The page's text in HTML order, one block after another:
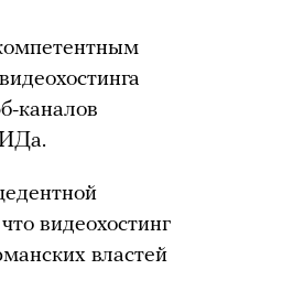
каналов
видеохостинг
властей